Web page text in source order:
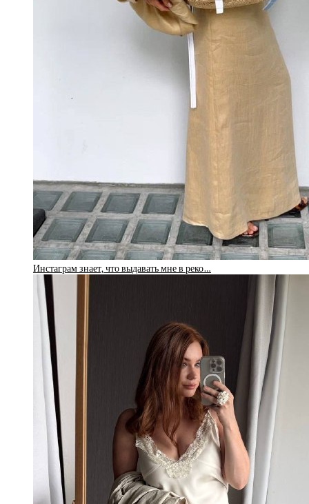
Инстаграм знает, что выдавать мне в реко…